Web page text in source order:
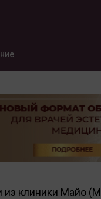
из клиники Майо